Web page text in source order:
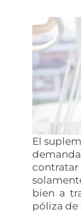
El
bien a
póliza de